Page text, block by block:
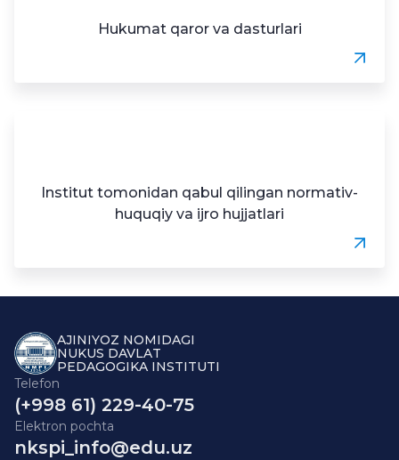
Hukumat qaror va dasturlari
Institut tomonidan qabul qilingan normativ-
huquqiy va ijro hujjatlari
AJINIYOZ NOMIDAGI
NUKUS DAVLAT
PEDAGOGIKA INSTITUTI
Telefon
(+998 61) 229-40-75
Elektron pochta
nkspi_info@edu.uz